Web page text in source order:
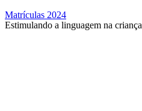
Matrículas 2024
Estimulando a linguagem na criança